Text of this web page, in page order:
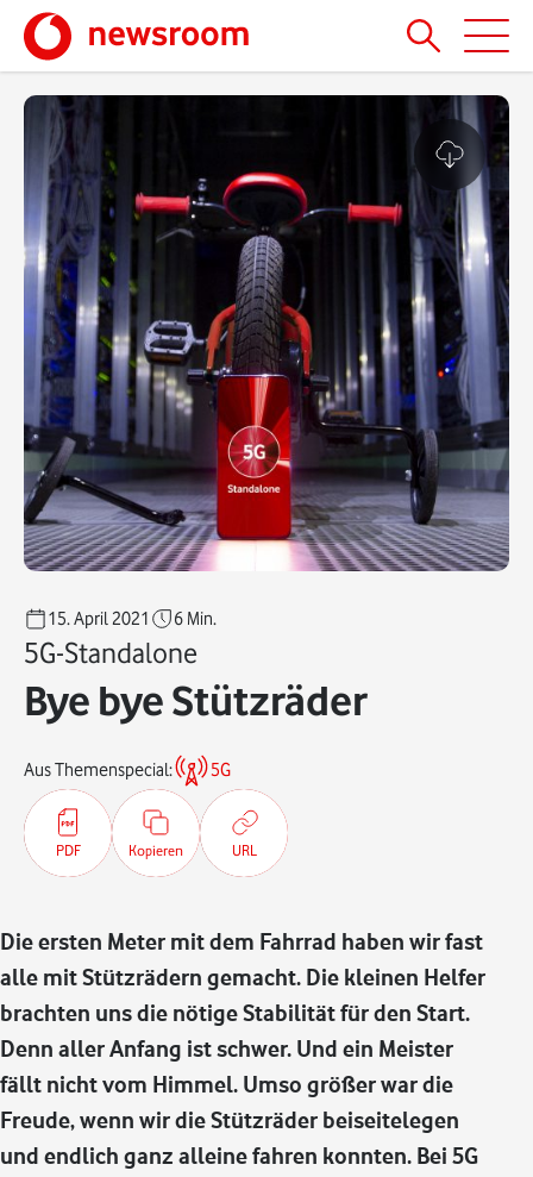
15. April 2021 6 Min.
5G-Standalone
Bye bye Stützräder
Aus Themenspecial: 5G
PDF Kopieren URL
Die ersten Meter mit dem Fahrrad haben wir fast
alle mit Stützrädern gemacht. Die kleinen Helfer
brachten uns die nötige Stabilität für den Start.
Denn aller Anfang ist schwer. Und ein Meister
fällt nicht vom Himmel. Umso größer war die
Freude, wenn wir die Stützräder beiseitelegen
und endlich ganz alleine fahren konnten. Bei 5G